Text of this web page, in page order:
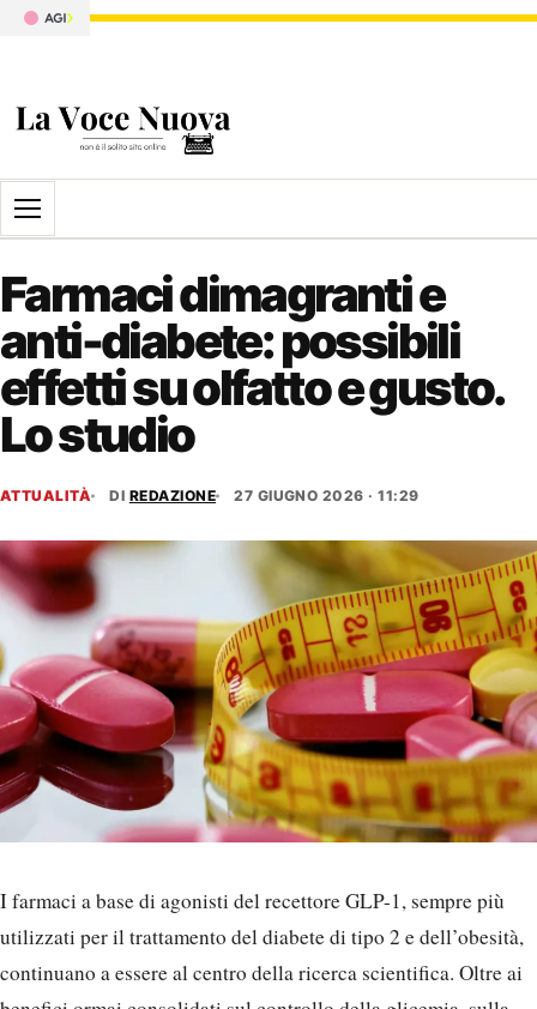
Apri il menu
Farmaci dimagranti e
anti-diabete: possibili
effetti su olfatto e gusto.
Lo studio
ATTUALITÀ DI REDAZIONE 27 GIUGNO 2026 · 11:29
I farmaci a base di agonisti del recettore GLP-1, sempre più
utilizzati per il trattamento del diabete di tipo 2 e dell’obesità,
continuano a essere al centro della ricerca scientifica. Oltre ai